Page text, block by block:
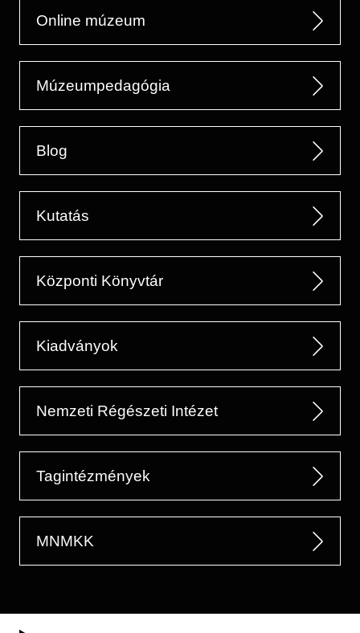
Online múzeum
Múzeumpedagógia
Blog
Kutatás
Központi Könyvtár
Kiadványok
Nemzeti Régészeti Intézet
Tagintézmények
MNMKK